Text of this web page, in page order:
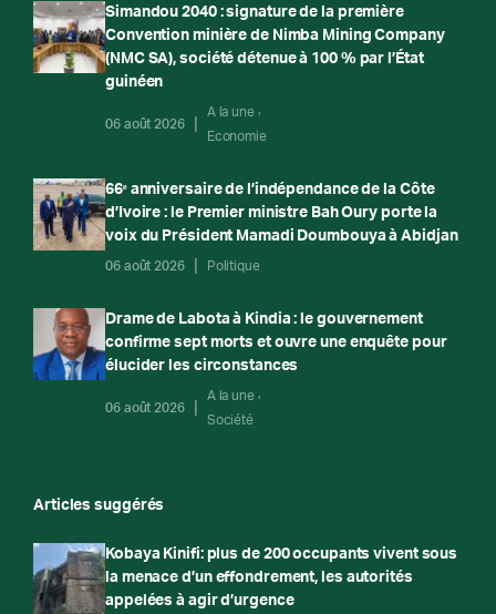
Simandou 2040 : signature de la première
Convention minière de Nimba Mining Company
(NMC SA), société détenue à 100 % par l’État
guinéen
06 août 2026
A la une
Economie
66ᵉ anniversaire de l’indépendance de la Côte
d’Ivoire : le Premier ministre Bah Oury porte la
voix du Président Mamadi Doumbouya à Abidjan
06 août 2026 Politique
Drame de Labota à Kindia : le gouvernement
confirme sept morts et ouvre une enquête pour
élucider les circonstances
06 août 2026
A la une
Société
Articles suggérés
Kobaya Kinifi: plus de 200 occupants vivent sous
la menace d’un effondrement, les autorités
appelées à agir d’urgence